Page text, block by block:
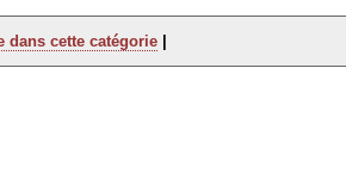
dans cette catégorie|